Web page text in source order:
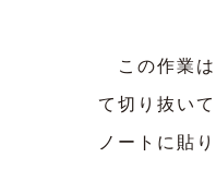
この作業は
て切り抜い
ノートに貼